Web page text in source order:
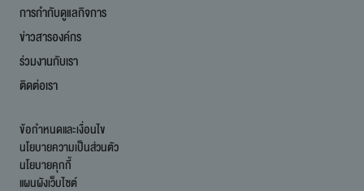
การกำกับดูแลกิจการ
ข่าวสารองค์กร
ร่วมงานกับเรา
ติดต่อเรา
ข้อกำหนดและเงื่อนไข
นโยบายความเป็นส่วนตัว
นโยบายคุกกี้
แผนผังเว็บไซต์